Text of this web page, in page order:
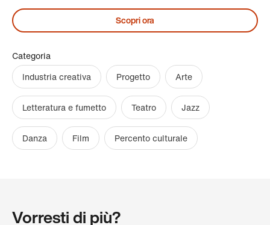
Scopri ora
Categoria
Industria creativa
Progetto Arte
Letteratura e fumetto Teatro Jazz
Danza Film Percento culturale
Vorresti di più?